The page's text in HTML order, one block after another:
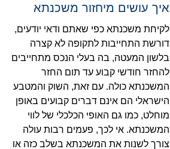
איך עושים מיחזור משכנתא
לקיחת משכנתא כפי שאתם ודאי יודעים,
דורשת התחייבות לתקופה לא קצרה
בלשון המעטה, בה בעלי הנכס מתחייבים
להחזר חודשי קבוע עד תום החזר
המשכנתא כולה. עם זאת, השוק והמטבע
הישראלי הם אינם דברים קבועים באופן
מוחלט, כמו גם האופי הכלכלי של לווי
המשכנתא. אי לכך, פעמים רבות עולה
צורך לשנות את המשכנתא בשלב כזה או